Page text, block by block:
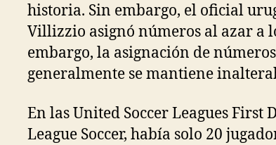
historia. Sin embargo, el oficial
Villizzio asignó números al azar a
embargo, la asignación de
generalmente se mantiene
En las United Soccer Leagues First
League Soccer, había solo 20